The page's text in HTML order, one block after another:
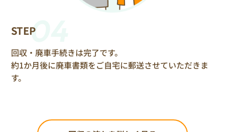
STEP04
回収・廃車手続きは完了です。
約1か月後に廃車書類をご自宅に郵送させていただきま
す。